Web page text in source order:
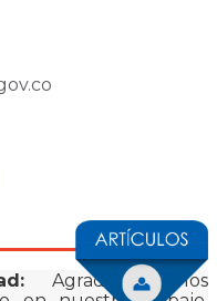
Agradezco a los